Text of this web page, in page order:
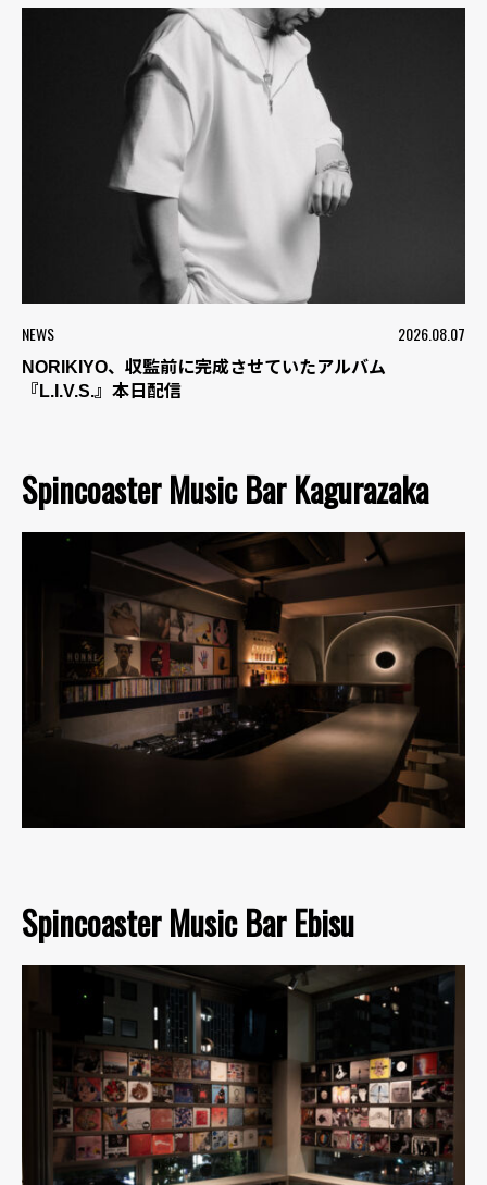
NEWS 2026.08.07
NORIKIYO、収監前に完成させていたアルバム
『L.I.V.S.』本日配信
Spincoaster Music Bar Kagurazaka
Spincoaster Music Bar Ebisu